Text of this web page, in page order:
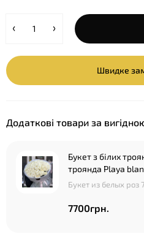
Швидке
Додаткові товари за
Букет з білих
троянда Playa
Букет из белых роз 7
7700грн.